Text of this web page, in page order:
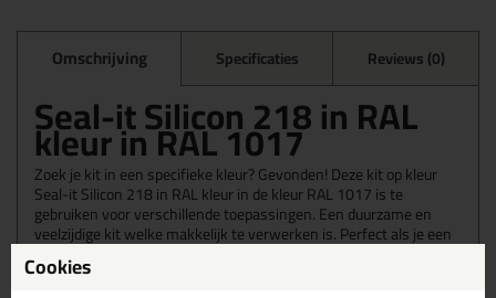
Omschrijving Specificaties Reviews (0)
Seal-it Silicon 218 in RAL
kleur in RAL 1017
Zoek je kit in een specifieke kleur? Gevonden! Deze kit op kleur
Seal-it Silicon 218 in RAL kleur in de kleur RAL 1017 is te
gebruiken voor verschillende toepassingen. Een duurzame en
veelzijdige kit welke makkelijk te verwerken is. Perfect als je een
bijpassende kleur zoekt met gegarandeerd een topresultaat.
Bestel de Seal-it Silicon 218 in RAL kleur in kleur RAL 1017
Cookies